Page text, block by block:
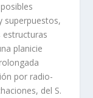
superpuestos,
planicie
por radio-
del S.